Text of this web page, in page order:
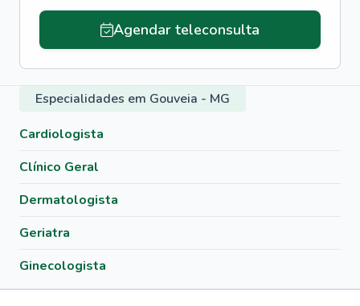
Agendar teleconsulta
Especialidades em Gouveia - MG
Cardiologista
Clínico Geral
Dermatologista
Geriatra
Ginecologista